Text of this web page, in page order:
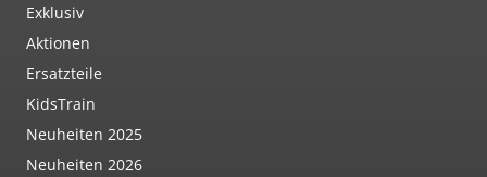
Exklusiv
Aktionen
Ersatzteile
KidsTrain
Neuheiten 2025
Neuheiten 2026